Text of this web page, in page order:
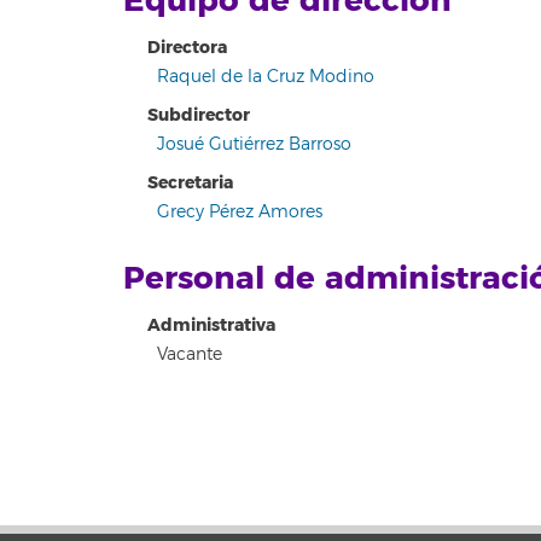
Directora
Raquel de la Cruz Modino
Subdirector
Josué Gutiérrez Barroso
Secretaria
Grecy Pérez Amores
Personal de
Administrativa
Vacante